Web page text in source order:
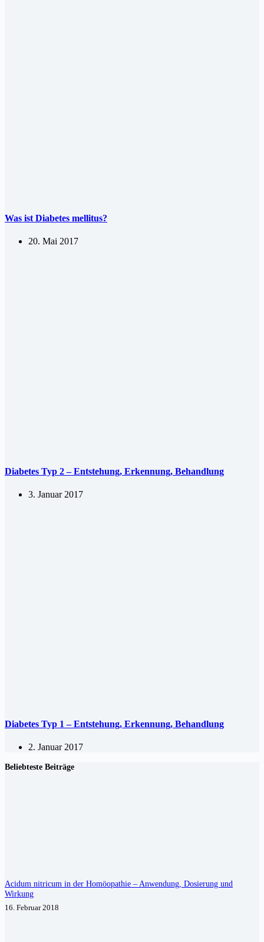
Was ist Diabetes mellitus?
20. Mai 2017
Diabetes Typ 2 – Entstehung, Erkennung, Behandlung
3. Januar 2017
Diabetes Typ 1 – Entstehung, Erkennung, Behandlung
2. Januar 2017
Beliebteste Beiträge
Acidum nitricum in der Homöopathie – Anwendung, Dosierung und
Wirkung
16. Februar 2018